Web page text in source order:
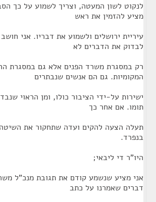
לנקוט לשון המעטה, וצריך לשמוע על כך
מציע להזמין את ראש
עיריית ירושלים ולשמוע את דבריו. אני
לבדוק את הדברים לא
רק במסגרת משרד הפנים אלא גם במסגרת
המקומיות. גם הם אנשים שנבתרים
ישירות על-ידי הציבור כולו, ומן הראוי
תומו. אם אחר כך
תעלה הצעה להקים ועדה שתחקור את
בנפרד.
היו"ר די ליבאי;
אני מציע שנשמע קודם את תגובת מנכ"ל
דברים שאמרנו על כתב